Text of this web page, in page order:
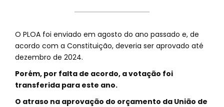
O PLOA foi enviado em agosto do ano passado e, de
acordo com a Constituição, deveria ser aprovado até
dezembro de 2024.
Porém, por falta de acordo, a votação foi
transferida para este ano.
O atraso na aprovação do orçamento da União de